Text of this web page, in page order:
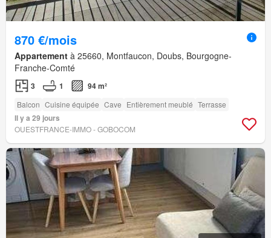
870 €/mois
Appartement à 25660, Montfaucon, Doubs, Bourgogne-
Franche-Comté
3 1 94 m²
Balcon Cuisine équipée Cave Entièrement meublé Terrasse
Il y a 29 jours
OUESTFRANCE-IMMO - GOBOCOM